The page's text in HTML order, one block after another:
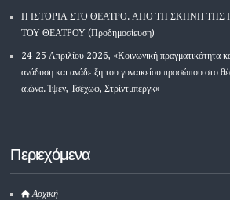
Η ΙΣΤΟΡΙΑ ΣΤΟ ΘΕΑΤΡΟ. ΑΠΟ ΤΗ ΣΚΗΝΗ ΤΗΣ
ΤΟΥ ΘΕΑΤΡΟΥ (Προδημοσίευση)
24-25 Απριλίου 2026, «Κοινωνική πραγματικότητα
ανάδυση και ανάδειξη του γυναικείου προσώπου στο
αιώνα. Ίψεν, Τσέχωφ, Στρίντμπεργκ»
Περιεχόμενα
Αρχική